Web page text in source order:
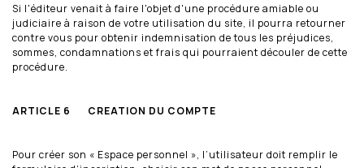
Si l'éditeur venait à faire l'objet d'une procédure amiable ou
judiciaire à raison de votre utilisation du site, il pourra retourner
contre vous pour obtenir indemnisation de tous les préjudices,
sommes, condamnations et frais qui pourraient découler de cette
procédure.
ARTICLE 6 CREATION DU COMPTE
Pour créer son « Espace personnel », l’utilisateur doit remplir le